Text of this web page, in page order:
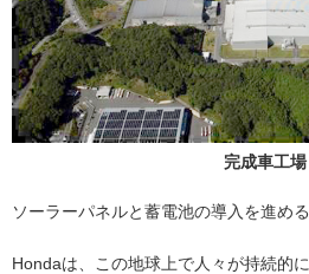
完成車工場
ソーラーパネルと蓄電池の導入を進め
Hondaは、この地球上で人々が持続的